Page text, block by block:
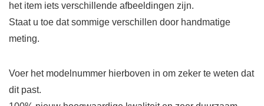
het item iets verschillende afbeeldingen zijn.
Staat u toe dat sommige verschillen door handmatige
meting.
Voer het modelnummer hierboven in om zeker te weten dat
dit past.